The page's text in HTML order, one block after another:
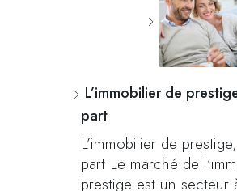
L’immobilier de
part
L’immobilier de
part Le marché de
prestige est un secteur